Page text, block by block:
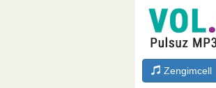
Zengimcell